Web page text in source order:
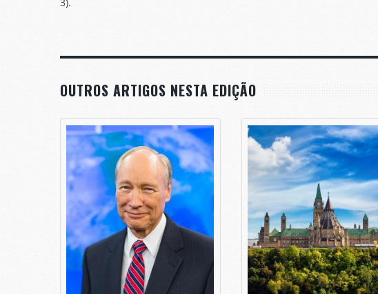
OUTROS ARTIGOS NESTA EDIÇÃO